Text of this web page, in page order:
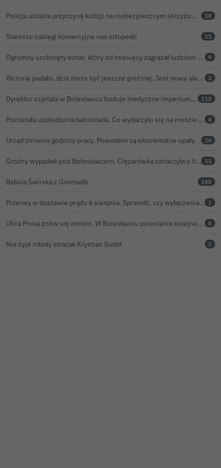
Policja ustaliła przyczynę kolizji na niebezpiecznym skrzyżowaniu w Bolesławcu. 72-latek ukarany mandatem 18
Starosta-zabiegi komercyjne naa ortopedii 11
Ogromny uschnięty konar, który od miesięcy zagrażał ludziom w Bolesławcu, wycięty 9
Wczoraj padało, dziś może być jeszcze groźniej. Jest nowy alert IMGW 3
Dyrektor szpitala w Bolesławcu buduje medyczne imperium. „Gazeta Wyborcza” opisuje jego działalność w całej Polsce 115
Pozostała uszkodzona balustrada. Co wydarzyło się na moście w Bolesławcu? 8
Urząd zmienia godziny pracy. Powodem są ekstremalne upały 16
Groźny wypadek pod Bolesławcem. Ciężarówka zahaczyła o linię wysokiego napięcia 11
Babcia Świrska z Gromadki 280
Przerwy w dostawie prądu 6 sierpnia. Sprawdź, czy wyłączenia obejmą Twoją miejscowość 1
Ulica Prusa znów się zmieni. W Bolesławcu powstanie kolejna ceramiczna mozaika 8
Nie żyje młody strażak Krystian Sudół 2